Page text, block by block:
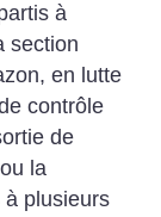
à
section
en lutte
contrôle
de
la
à plusieurs